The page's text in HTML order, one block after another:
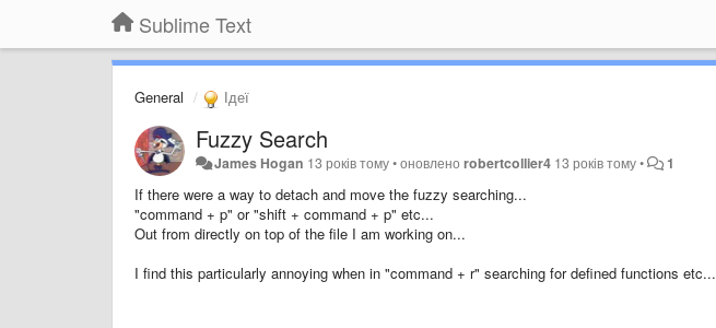
Sublime Text
General Ідеї
Fuzzy Search
James Hogan 13 років тому•оновленоrobertcollier4 13 років тому• 1
If there were a way to detach and move the fuzzy searching...
"command + p" or "shift + command + p" etc...
Out from directly on top of the file I am working on...
I find this particularly annoying when in "command + r" searching for defined functions etc...